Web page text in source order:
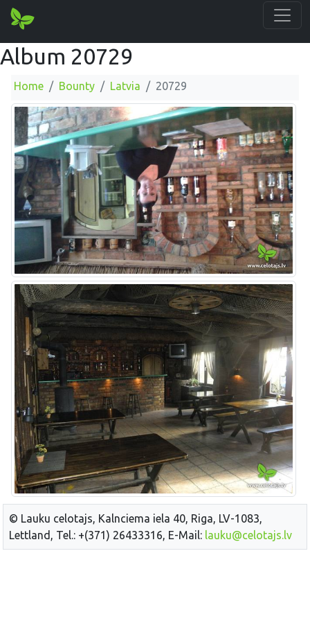
Album 20729
Home Bounty Latvia 20729
© Lauku celotajs, Kalnciema iela 40, Riga, LV-1083,
Lettland, Tel.: +(371) 26433316, E-Mail: lauku@celotajs.lv